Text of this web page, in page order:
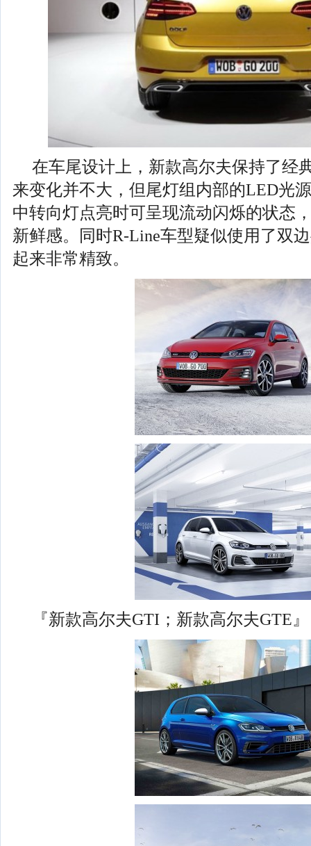
在车尾设计上，新款高尔夫保持了经
来变化并不大，但尾灯组内部的LED光
中转向灯点亮时可呈现流动闪烁的状态
新鲜感。同时R-Line车型疑似使用了双
起来非常精致。
『新款高尔夫GTI；新款高尔夫GTE』